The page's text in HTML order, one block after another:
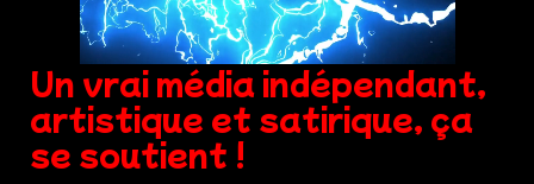
Un vrai média indépendant,
artistique et satirique, ça
se soutient !